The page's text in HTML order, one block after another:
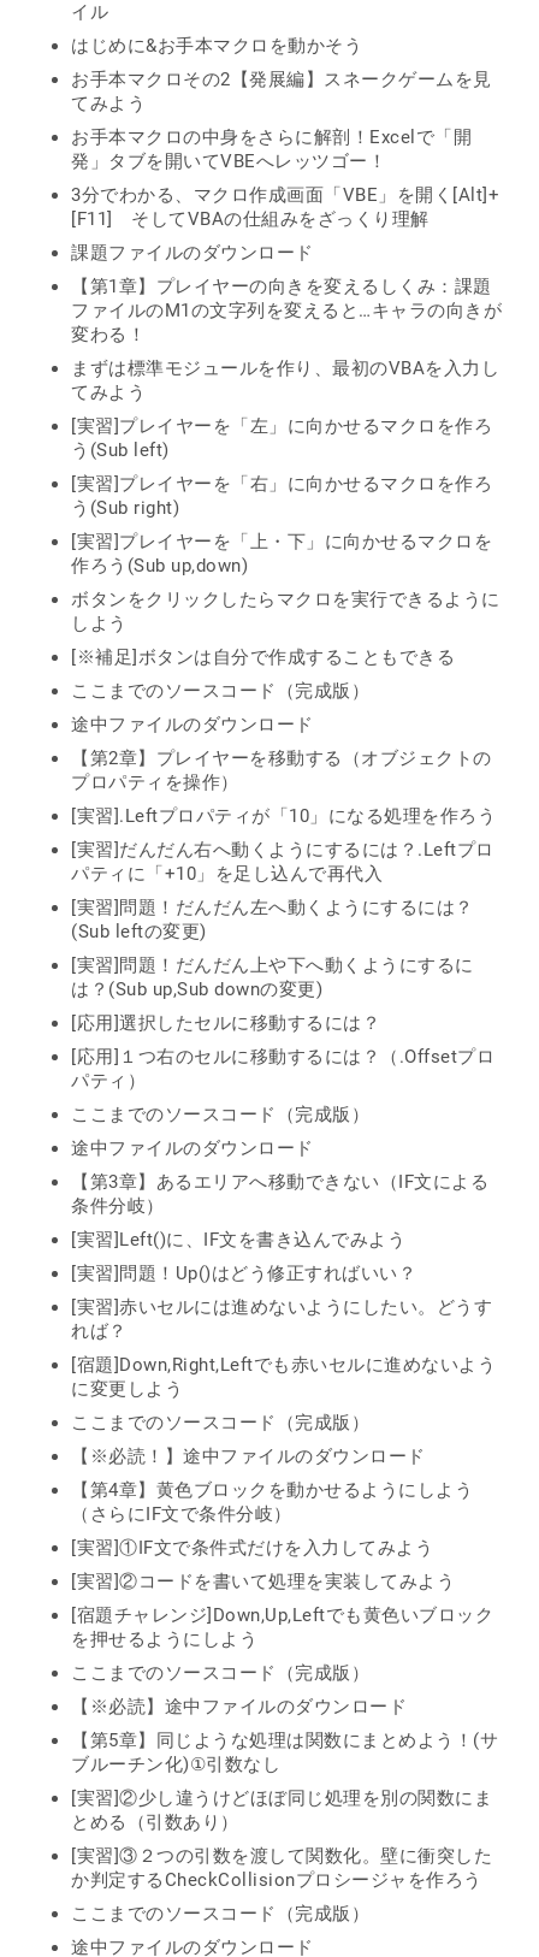
イル
はじめに&お手本マクロを動かそう
お手本マクロその2【発展編】スネークゲームを見
てみよう
お手本マクロの中身をさらに解剖！Excelで「開
発」タブを開いてVBEへレッツゴー！
3分でわかる、マクロ作成画面「VBE」を開く[Alt]+
[F11] そしてVBAの仕組みをざっくり理解
課題ファイルのダウンロード
【第1章】プレイヤーの向きを変えるしくみ：課題
ファイルのM1の文字列を変えると…キャラの向きが
変わる！
まずは標準モジュールを作り、最初のVBAを入力し
てみよう
[実習]プレイヤーを「左」に向かせるマクロを作ろ
う(Sub left)
[実習]プレイヤーを「右」に向かせるマクロを作ろ
う(Sub right)
[実習]プレイヤーを「上・下」に向かせるマクロを
作ろう(Sub up,down)
ボタンをクリックしたらマクロを実行できるように
しよう
[※補足]ボタンは自分で作成することもできる
ここまでのソースコード（完成版）
途中ファイルのダウンロード
【第2章】プレイヤーを移動する（オブジェクトの
プロパティを操作）
[実習].Leftプロパティが「10」になる処理を作ろう
[実習]だんだん右へ動くようにするには？.Leftプロ
パティに「+10」を足し込んで再代入
[実習]問題！だんだん左へ動くようにするには？
(Sub leftの変更)
[実習]問題！だんだん上や下へ動くようにするに
は？(Sub up,Sub downの変更)
[応用]選択したセルに移動するには？
[応用]１つ右のセルに移動するには？（.Offsetプロ
パティ）
ここまでのソースコード（完成版）
途中ファイルのダウンロード
【第3章】あるエリアへ移動できない（IF文による
条件分岐）
[実習]Left()に、IF文を書き込んでみよう
[実習]問題！Up()はどう修正すればいい？
[実習]赤いセルには進めないようにしたい。どうす
れば？
[宿題]Down,Right,Leftでも赤いセルに進めないよう
に変更しよう
ここまでのソースコード（完成版）
【※必読！】途中ファイルのダウンロード
【第4章】黄色ブロックを動かせるようにしよう
（さらにIF文で条件分岐）
[実習]①IF文で条件式だけを入力してみよう
[実習]②コードを書いて処理を実装してみよう
[宿題チャレンジ]Down,Up,Leftでも黄色いブロック
を押せるようにしよう
ここまでのソースコード（完成版）
【※必読】途中ファイルのダウンロード
【第5章】同じような処理は関数にまとめよう！(サ
ブルーチン化)①引数なし
[実習]②少し違うけどほぼ同じ処理を別の関数にま
とめる（引数あり）
[実習]③２つの引数を渡して関数化。壁に衝突した
か判定するCheckCollisionプロシージャを作ろう
ここまでのソースコード（完成版）
途中ファイルのダウンロード